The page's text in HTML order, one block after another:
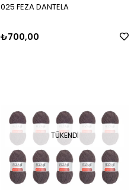
025 FEZA DANTELA
₺700,00
TÜKENDI